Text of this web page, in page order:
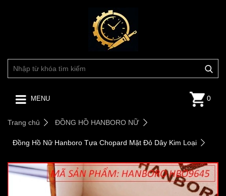
MENU 0
Trang chủ ĐỒNG HỒ HANBORO NỮ
Đồng Hồ Nữ Hanboro Tựa Chopard Mặt Đỏ Dây Kim Loại